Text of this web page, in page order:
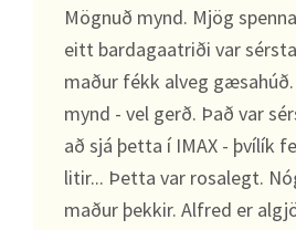
Mögnuð mynd. Mjög
eitt bardagaatriði var
maður fékk alveg
mynd - vel gerð. Það var
að sjá þetta í IMAX - þvílík
litir... Þetta var rosalegt.
maður þekkir. Alfred er